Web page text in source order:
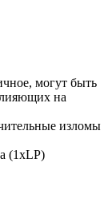
могут быть
на
изломы
(1xLP)